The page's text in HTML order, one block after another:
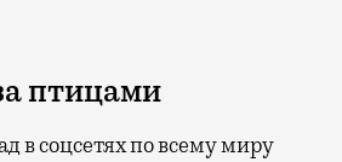
птицами
в соцсетях по всему миру